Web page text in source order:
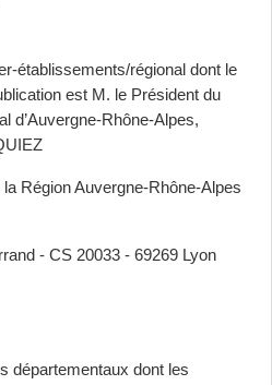
établissements/régional dont le
est M. le Président du
d’Auvergne-Rhône-Alpes,
Région Auvergne-Rhône-Alpes
- CS 20033 - 69269 Lyon
départementaux dont les